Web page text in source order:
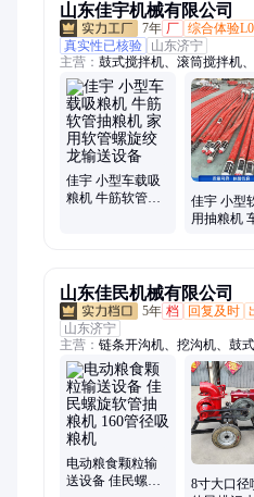
山东佳宇机械有限公司
7年 厂 综合体验L0
真实性已核验
山东济宁
主营： 鼓式搅拌机、滚筒搅拌机
轮打药机、剪草机、灰斗车、船
合机、干湿分离机、四轮打药机
沟培土机、筛选机、履带微耕机
扁机、破碎机、路面切割机、小
机
佳宇 小型车载吸
粮机 牛筋软管抽
佳宇 小型
用抽粮机
山东佳民机械有限公司
5年 档 回复及时
山东济宁
主营： 链条开沟机、挖沟机、鼓
混料机、滚筒搅拌机、收谷机、
机、开沟培土机、链轨微耕机、
木屑机、打桩机、切菜机、粮食
马路切割机、多功能脱粒机、拖
电动粮食颗粒输
送设备 佳民螺旋
8寸大口径